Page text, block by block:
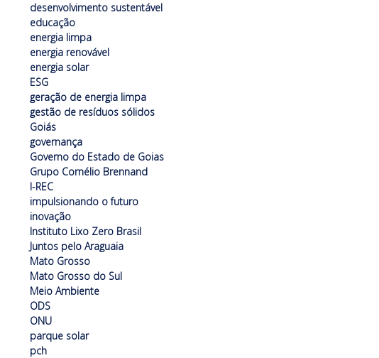
desenvolvimento sustentável
educação
energia limpa
energia renovável
energia solar
ESG
geração de energia limpa
gestão de resíduos sólidos
Goiás
governança
Governo do Estado de Goias
Grupo Cornélio Brennand
I-REC
impulsionando o futuro
inovação
Instituto Lixo Zero Brasil
Juntos pelo Araguaia
Mato Grosso
Mato Grosso do Sul
Meio Ambiente
ODS
ONU
parque solar
pch